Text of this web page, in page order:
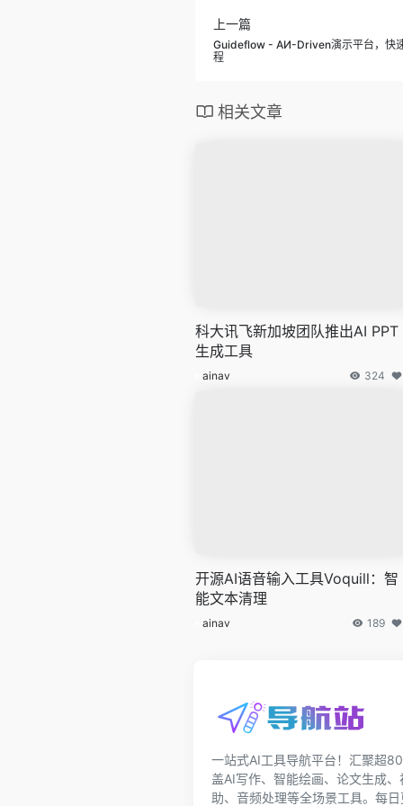
上一篇
Guideflow - AИ-Driven演示平台，快
程
相关文章
科大讯飞新加坡团队推出AI PPT
生成工具
ainav 324
开源AI语音输入工具Voquill：智
能文本清理
ainav 189
一站式AI工具导航平台！汇聚超
盖AI写作、智能绘画、论文生成
助、音频处理等全场景工具。每